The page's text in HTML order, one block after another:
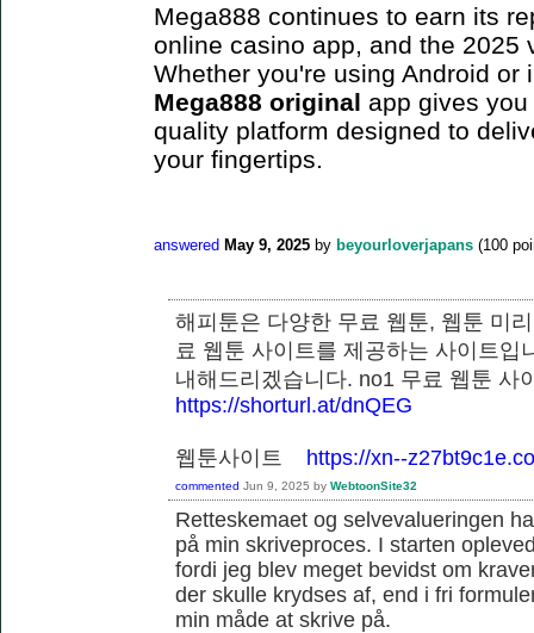
Mega888 continues to earn its
online casino app, and the 2025
Whether you're using Android or
Mega888 original app gives
quality platform designed to
your fingertips.
answered May 9, 2025 by beyourloverjapans (100
해피툰은 다양한 무료 웹툰, 웹툰 미
료 웹툰 사이트를 제공하는 사이트
내해드리겠습니다. no1 무료 웹툰
https://shorturl.at/dnQEG
웹툰사이트 https://xn--
commented Jun 9, 2025 by WebtoonSite32
Retteskemaet og selvevalueringen
på min skriveproces. I starten
fordi jeg blev meget bevidst om
der skulle krydses af, end i fri
min måde at skrive på.